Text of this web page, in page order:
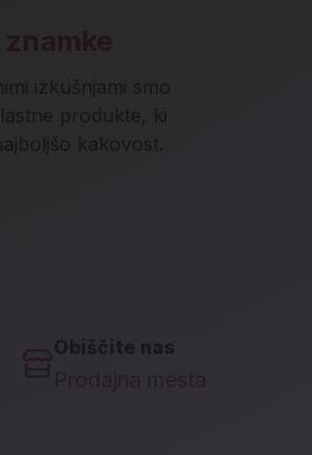
izkušnjami smo
produkte, ki
kakovost.
Obiščite nas
Prodajna mesta